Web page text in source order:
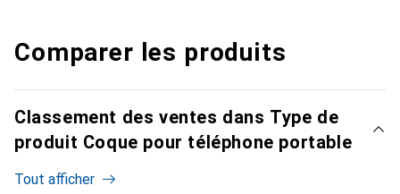
Comparer les produits
Classement des ventes dans Type de
produit Coque pour téléphone portable
Tout afficher